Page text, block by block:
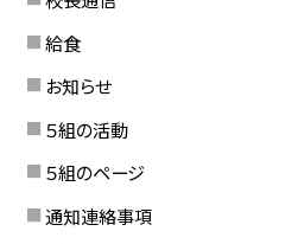
給食
お知らせ
５組の活動
５組のページ
通知連絡事項